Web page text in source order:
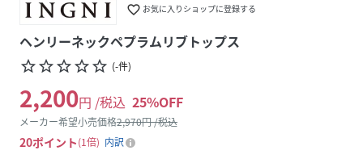
favorite_border お気に入りショップに登録する
ヘンリーネックペプラムリブトップス
star_borderstar_borderstar_borderstar_borderstar_border (-件)
2,200円 /税込 25%OFF
メーカー希望小売価格2,970円 /税込
20ポイント 1倍
内訳